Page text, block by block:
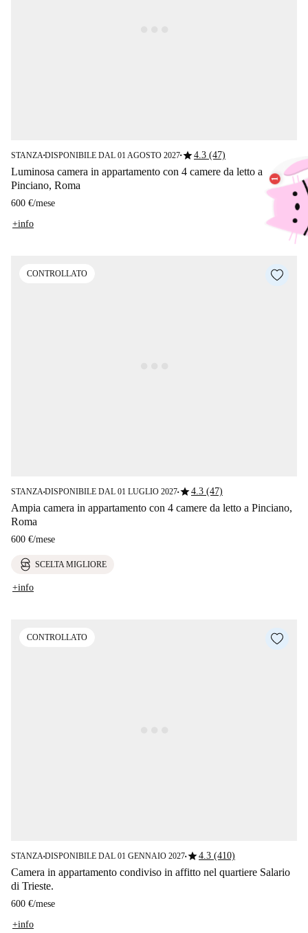
STANZA■DISPONIBILE DAL 01 AGOSTO 2027■star4.3 (47)
Luminosa camera in appartamento con 4 camere da letto a
Pinciano, Roma
600 €/mese
+info
CONTROLLATO
STANZA■DISPONIBILE DAL 01 LUGLIO 2027■star4.3 (47)
Ampia camera in appartamento con 4 camere da letto a Pinciano,
Roma
600 €/mese
SCELTA MIGLIORE
+info
CONTROLLATO
STANZA■DISPONIBILE DAL 01 GENNAIO 2027■star4.3 (410)
Camera in appartamento condiviso in affitto nel quartiere Salario
di Trieste.
600 €/mese
+info